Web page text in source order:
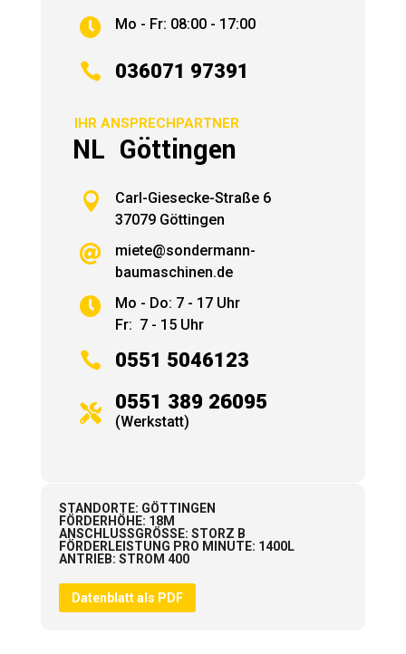
 Mo - Fr: 08:00 - 17:00
 036071 97391
IHR ANSPRECHPARTNER
NL Göttingen

Carl-Giesecke-Straße 6
37079 Göttingen

miete@sondermann-
baumaschinen.de

Mo - Do: 7 - 17 Uhr
Fr: 7 - 15 Uhr
 0551 5046123
 0551 389 26095
(Werkstatt)
STANDORTE: GÖTTINGEN
FÖRDERHÖHE: 18M
ANSCHLUSSGRÖSSE : STORZ B
FÖRDERLEISTUNG PRO MINUTE: 1400L
ANTRIEB: STROM 400
Datenblatt als PDF